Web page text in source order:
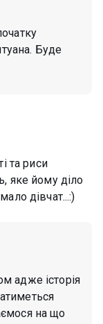
Буде
та риси
яке йому діло
дівчат...:)
адже історія
на що